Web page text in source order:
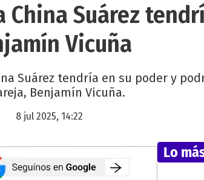
China Suárez
Vicuña
Suárez tendría en su poder y
Benjamín Vicuña.
8 jul 2025, 14:22
Lo